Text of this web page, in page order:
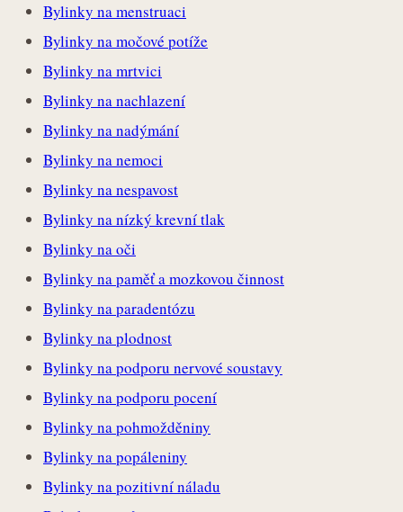
Bylinky na menstruaci
Bylinky na močové potíže
Bylinky na mrtvici
Bylinky na nachlazení
Bylinky na nadýmání
Bylinky na nemoci
Bylinky na nespavost
Bylinky na nízký krevní tlak
Bylinky na oči
Bylinky na paměť a mozkovou činnost
Bylinky na paradentózu
Bylinky na plodnost
Bylinky na podporu nervové soustavy
Bylinky na podporu pocení
Bylinky na pohmožděniny
Bylinky na popáleniny
Bylinky na pozitivní náladu